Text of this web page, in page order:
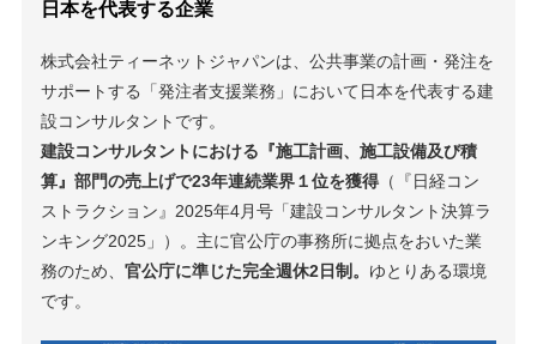
日本を代表する企業
株式会社ティーネットジャパンは、公共事業の計画・発注を
サポートする「発注者支援業務」において日本を代表する建
設コンサルタントです。
建設コンサルタントにおける『施工計画、施工設備及び積
算』部門の売上げで23年連続業界１位を獲得 （『日経コン
ストラクション』2025年4月号「建設コンサルタント決算ラ
ンキング2025」）。主に官公庁の事務所に拠点をおいた業
務のため、官公庁に準じた完全週休2日制。 ゆとりある環境
です。